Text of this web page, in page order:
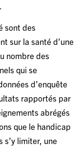
sont des
sur la santé d’une
nombre des
qui se
d’enquête
rapportés par
abrégés
que le handicap
s’y limiter, une